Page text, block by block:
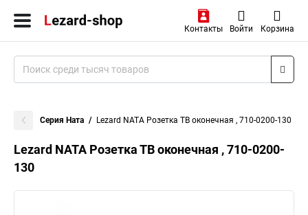
Контакты Войти Корзина
Серия Ната Lezard NATA Розетка ТВ оконечная , 710-0200-130
Lezard NATA Розетка ТВ оконечная , 710-0200-
130